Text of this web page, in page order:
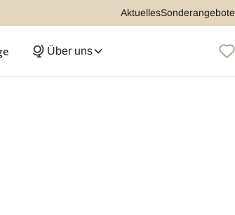
AktuellesSonderangebote
Über uns